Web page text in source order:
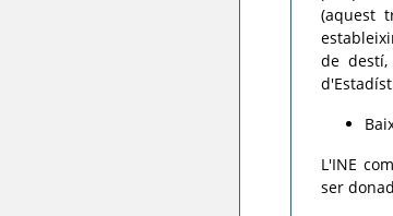
(aquest
de
L'INE
ser